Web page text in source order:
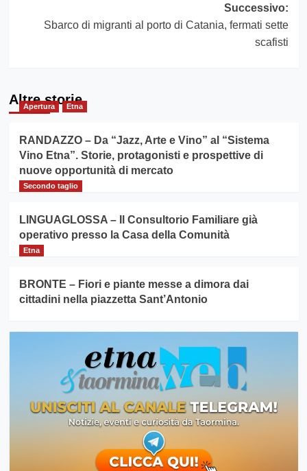
Successivo:
Sbarco di migranti al porto di Catania, fermati sette
scafisti
Altre storie
Apertura Etna
RANDAZZO – Da “Jazz, Arte e Vino” al “Sistema
Vino Etna”. Storie, protagonisti e prospettive di
nuove opportunità di mercato
Secondo taglio
LINGUAGLOSSA – Il Consultorio Familiare già
operativo presso la Casa della Comunità
Etna
BRONTE – Fiori e piante messe a dimora dai
cittadini nella piazzetta Sant’Antonio